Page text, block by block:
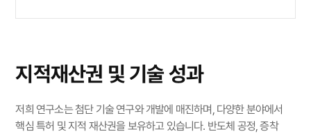
지적재산권 및 기술 성과
저희 연구소는 첨단 기술 연구와 개발에 매진하며, 다양한 분야에서
핵심 특허 및 지적 재산권을 보유하고 있습니다. 반도체 공정, 증착